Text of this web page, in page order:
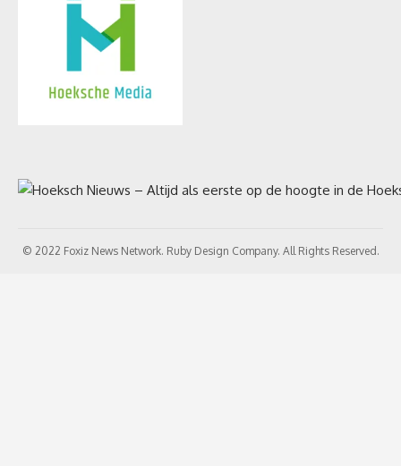
© 2022 Foxiz News Network. Ruby Design Company. All Rights Reserved.